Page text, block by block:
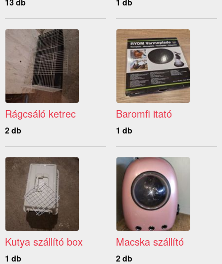
13 db 1 db
Rágcsáló ketrec
2 db
Baromfi itató
1 db
Kutya szállító box
1 db
Macska szállító
2 db